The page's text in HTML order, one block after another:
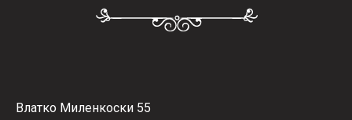
Влатко Миленкоски 55